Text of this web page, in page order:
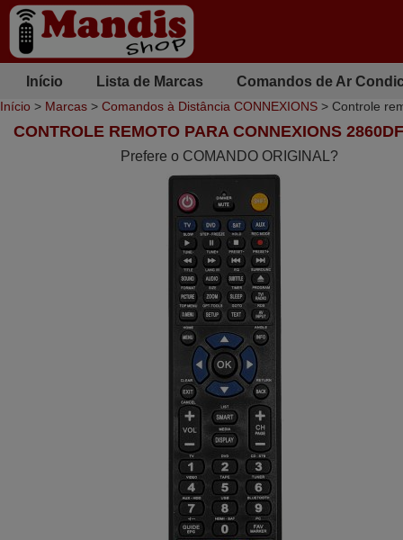
Início Lista de Marcas Comandos de Ar
Início > Marcas > Comandos à Distância CONNEXIONS > Controle
CONTROLE REMOTO PARA CONNEXIONS 2860DF
Prefere o COMANDO ORIGINAL?